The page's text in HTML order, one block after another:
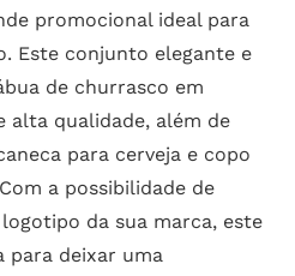
promocional ideal para
Este conjunto elegante e
de churrasco em
alta qualidade, além de
para cerveja e copo
a possibilidade de
da sua marca, este
para deixar uma